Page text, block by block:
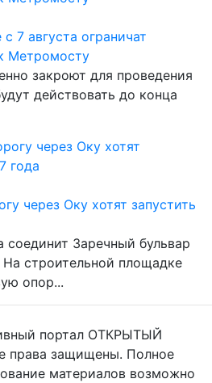
7 августа ограничат
Метромосту
закроют для проведения
действовать до конца
через Оку хотят запустить
соединит Заречный бульвар
На строительной площадке
опор...
портал ОТКРЫТЫЙ
защищены. Полное
материалов возможно